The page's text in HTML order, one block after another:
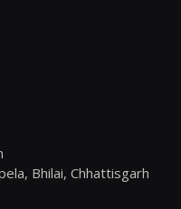
Bhilai, Chhattisgarh